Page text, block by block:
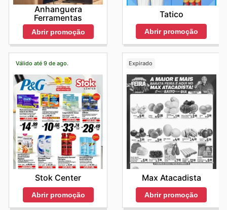
Anhanguera
Ferramentas
Abrir promoção
Tatico
Abrir promoção
Válido até 9 de ago.
Stok Center
Abrir promoção
Expirado
Max Atacadista
Abrir promoção